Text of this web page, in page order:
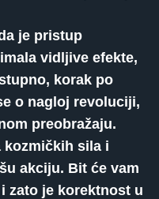
je pristup
vidljive efekte,
korak po
o nagloj revoluciji,
preobražaju.
kozmičkih sila i
akciju. Bit će vam
zato je korektnost u